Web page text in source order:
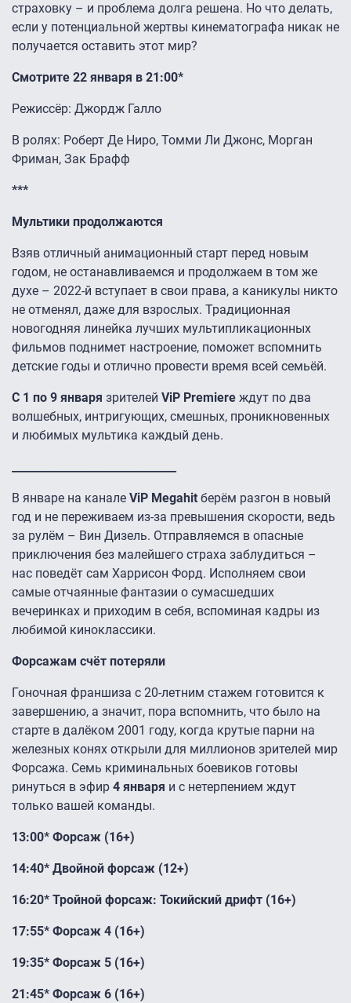
страховку – и проблема долга решена. Но что делать,
если у потенциальной жертвы кинематографа никак не
получается оставить этот мир?
Смотрите 22 января в 21:00*
Режиссёр: Джордж Галло
В ролях: Роберт Де Ниро, Томми Ли Джонс, Морган
Фриман, Зак Брафф
***
Мультики продолжаются
Взяв отличный анимационный старт перед новым
годом, не останавливаемся и продолжаем в том же
духе – 2022-й вступает в свои права, а каникулы никто
не отменял, даже для взрослых. Традиционная
новогодняя линейка лучших мультипликационных
фильмов поднимет настроение, поможет вспомнить
детские годы и отлично провести время всей семьёй.
С 1 по 9 января зрителей ViP Premiere ждут по два
волшебных, интригующих, смешных, проникновенных
и любимых мультика каждый день.
В январе на канале ViP Megahit берём разгон в новый
год и не переживаем из-за превышения скорости, ведь
за рулём – Вин Дизель. Отправляемся в опасные
приключения без малейшего страха заблудиться –
нас поведёт сам Харрисон Форд. Исполняем свои
самые отчаянные фантазии о сумасшедших
вечеринках и приходим в себя, вспоминая кадры из
любимой киноклассики.
Форсажам счёт потеряли
Гоночная франшиза с 20-летним стажем готовится к
завершению, а значит, пора вспомнить, что было на
старте в далёком 2001 году, когда крутые парни на
железных конях открыли для миллионов зрителей мир
Форсажа. Семь криминальных боевиков готовы
ринуться в эфир 4 января и с нетерпением ждут
только вашей команды.
13:00* Форсаж (16+)
14:40* Двойной форсаж (12+)
16:20* Тройной форсаж: Токийский дрифт (16+)
17:55* Форсаж 4 (16+)
19:35* Форсаж 5 (16+)
21:45* Форсаж 6 (16+)